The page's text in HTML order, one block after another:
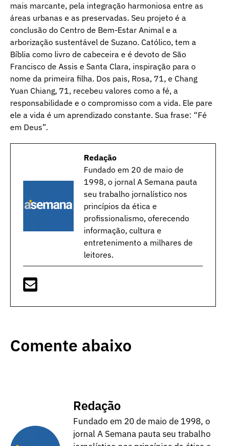
mais marcante, pela integração harmoniosa entre as
áreas urbanas e as preservadas. Seu projeto é a
conclusão do Centro de Bem-Estar Animal e a
arborização sustentável de Suzano. Católico, tem a
Bíblia como livro de cabeceira e é devoto de São
Francisco de Assis e Santa Clara, inspiração para o
nome da primeira filha. Dos pais, Rosa, 71, e Chang
Yuan Chiang, 71, recebeu valores como a fé, a
responsabilidade e o compromisso com a vida. Ele pare
ele a vida é um aprendizado constante. Sua frase: “Fé
em Deus”.
Redação
Fundado em 20 de maio de
1998, o jornal A Semana pauta
seu trabalho jornalístico nos
princípios da ética e
profissionalismo, oferecendo
informação, cultura e
entretenimento a milhares de
leitores.
Comente abaixo
Redação
Fundado em 20 de maio de 1998, o
jornal A Semana pauta seu trabalho